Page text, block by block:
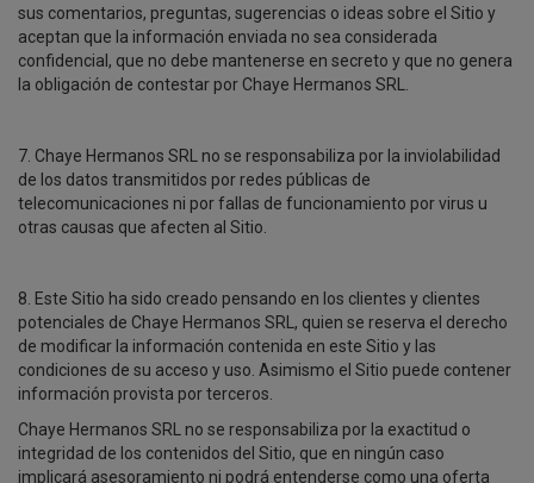
sus comentarios, preguntas, sugerencias o ideas sobre el Sitio y
aceptan que la información enviada no sea considerada
confidencial, que no debe mantenerse en secreto y que no genera
la obligación de contestar por Chaye Hermanos SRL.
7. Chaye Hermanos SRL no se responsabiliza por la inviolabilidad
de los datos transmitidos por redes públicas de
telecomunicaciones ni por fallas de funcionamiento por virus u
otras causas que afecten al Sitio.
8. Este Sitio ha sido creado pensando en los clientes y clientes
potenciales de Chaye Hermanos SRL, quien se reserva el derecho
de modificar la información contenida en este Sitio y las
condiciones de su acceso y uso. Asimismo el Sitio puede contener
información provista por terceros.
Chaye Hermanos SRL no se responsabiliza por la exactitud o
integridad de los contenidos del Sitio, que en ningún caso
implicará asesoramiento ni podrá entenderse como una oferta